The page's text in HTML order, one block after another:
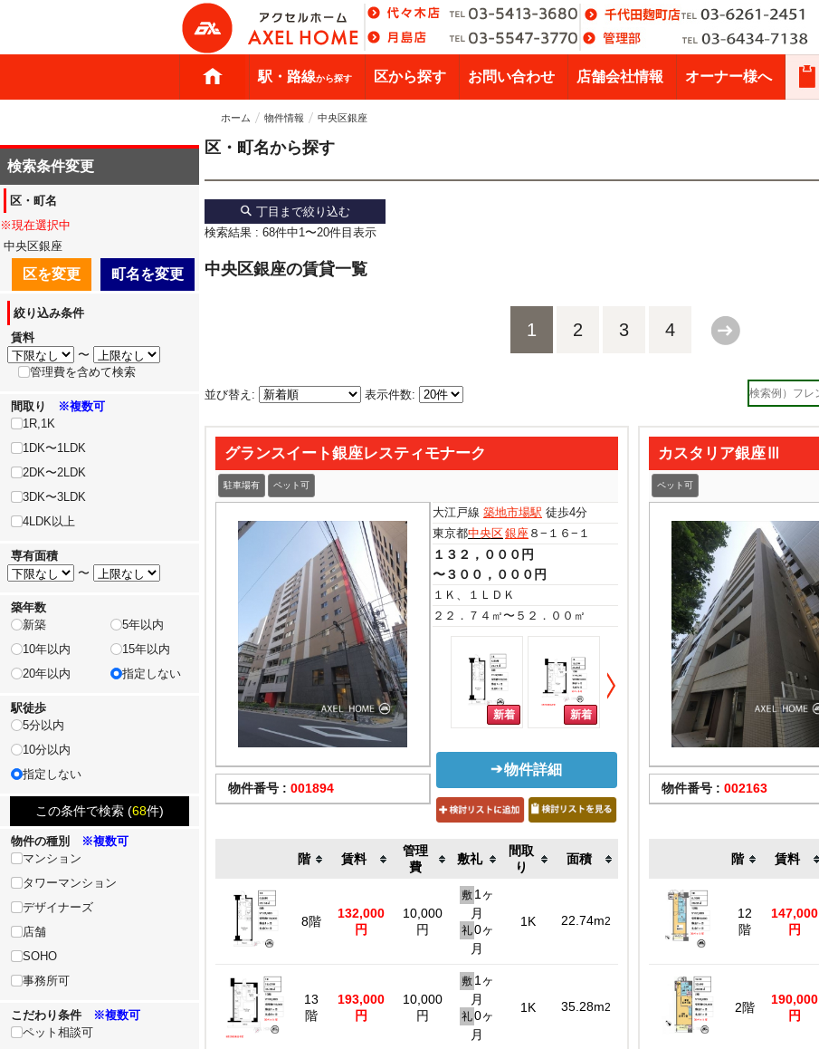
駅・路線から探す 区から探す お問い合わせ 店舗会社情報 オーナー様へ
ホーム 物件情報 中央区銀座
区・町名から探す
丁目まで絞り込む
検索結果 : 68件中1〜20件目表示
中央区銀座の賃貸一覧
1 2 3 4
並び替え: 表示件数:
グランスイート銀座レスティモナーク
駐車場有 ペット可
物件番号 : 001894
大江戸線 築地市場駅 徒歩4分
東京都中央区銀座 ８−１６−１
１３２，０００円
〜３００，０００円
１Ｋ、１ＬＤＫ
２２．７４㎡〜５２．００㎡
物件詳細
階 賃料
管理
費
敷礼
間取
り
面積
8階
132,000
円
10,000
円
敷 1ヶ
月
礼0ヶ
月
1K 22.74m2
13
階
193,000
円
10,000
円
敷 1ヶ
月
礼0ヶ
月
1K 35.28m2
カスタリア銀座Ⅲ
ペット可
物件番号 : 002163
階 賃料
12
階
147,000
円
2階
190,000
円
検索条件変更
区・町名
※現在選択中
中央区銀座
区を変更 町名を変更
絞り込み条件
賃料
〜
管理費を含めて検索
間取り
※複数可
1R,1K
1DK〜1LDK
2DK〜2LDK
3DK〜3LDK
4LDK以上
専有面積
〜
築年数
新築
5年以内
10年以内
15年以内
20年以内
指定しない
駅徒歩
5分以内
10分以内
指定しない
この条件で検索 (68件)
物件の種別
※複数可
マンション
タワーマンション
デザイナーズ
店舗
SOHO
事務所可
こだわり条件
※複数可
ペット相談可